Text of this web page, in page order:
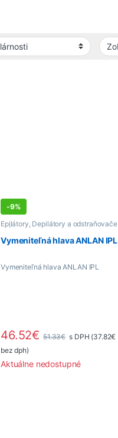
-9%
Epilátory, Depilátory a odstraňovače
chĺpkov
Starostlivosť o pleť a telo
Vymeniteľná hlava ANLAN IPL
Vymeniteľná hlava ANLAN IPL
46.52€ 51.33€ s DPH (37.82€
bez dph)
Aktuálne nedostupné